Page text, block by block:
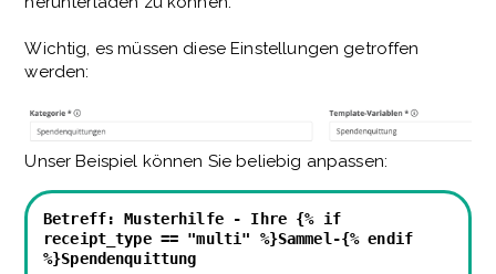
Wichtig, es müssen diese Einstellungen getroffen
werden:
Unser Beispiel können Sie beliebig anpassen:
Betreff: Musterhilfe - Ihre {% if
receipt_type == "multi" %}Sammel-{% endif
%}Spendenquittung